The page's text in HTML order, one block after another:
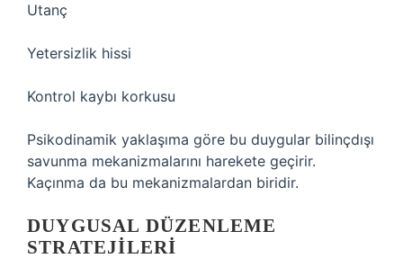
Utanç
Yetersizlik hissi
Kontrol kaybı korkusu
Psikodinamik yaklaşıma göre bu duygular bilinçdışı
savunma mekanizmalarını harekete geçirir.
Kaçınma da bu mekanizmalardan biridir.
DUYGUSAL DÜZENLEME
STRATEJILERI